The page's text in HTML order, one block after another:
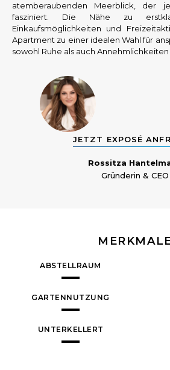
atemberaubenden Meerblick, der
fasziniert. Die Nähe zu
Einkaufsmöglichkeiten und
Apartment zu einer idealen Wahl für
sowohl Ruhe als auch
JETZT EXPOSÉ
Rossitza
Gründerin & CEO
ABSTELLRAUM
GARTENNUTZUNG
UNTERKELLERT